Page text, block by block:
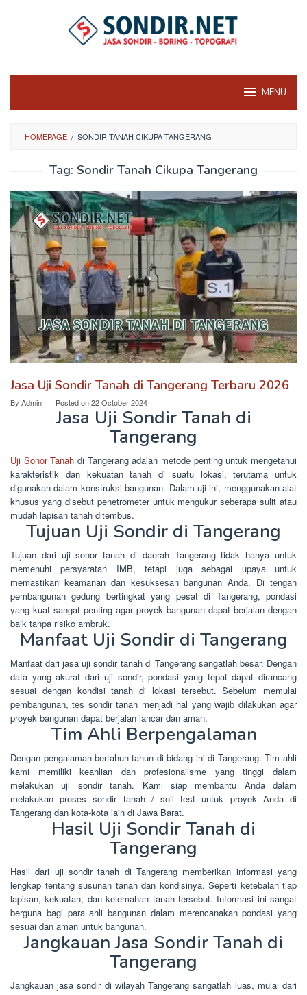
MENU
HOMEPAGE / SONDIR TANAH CIKUPA TANGERANG
Tag: Sondir Tanah Cikupa Tangerang
Jasa Uji Sondir Tanah di Tangerang Terbaru 2026
By Admin Posted on22 October 2024
Jasa Uji Sondir Tanah di
Tangerang
Uji Sonor Tanah di Tangerang adalah metode penting untuk mengetahui
karakteristik dan kekuatan tanah di suatu lokasi, terutama untuk
digunakan dalam konstruksi bangunan. Dalam uji ini, menggunakan alat
khusus yang disebut penetrometer untuk mengukur seberapa sulit atau
mudah lapisan tanah ditembus.
Tujuan Uji Sondir di Tangerang
Tujuan dari uji sonor tanah di daerah Tangerang tidak hanya untuk
memenuhi persyaratan IMB, tetapi juga sebagai upaya untuk
memastikan keamanan dan kesuksesan bangunan Anda. Di tengah
pembangunan gedung bertingkat yang pesat di Tangerang, pondasi
yang kuat sangat penting agar proyek bangunan dapat berjalan dengan
baik tanpa risiko ambruk.
Manfaat Uji Sondir di Tangerang
Manfaat dari jasa uji sondir tanah di Tangerang sangatlah besar. Dengan
data yang akurat dari uji sondir, pondasi yang tepat dapat dirancang
sesuai dengan kondisi tanah di lokasi tersebut. Sebelum memulai
pembangunan, tes sondir tanah menjadi hal yang wajib dilakukan agar
proyek bangunan dapat berjalan lancar dan aman.
Tim Ahli Berpengalaman
Dengan pengalaman bertahun-tahun di bidang ini di Tangerang. Tim ahli
kami memiliki keahlian dan profesionalisme yang tinggi dalam
melakukan uji sondir tanah. Kami siap membantu Anda dalam
melakukan proses sondir tanah / soil test untuk proyek Anda di
Tangerang dan kota-kota lain di Jawa Barat.
Hasil Uji Sondir Tanah di
Tangerang
Hasil dari uji sondir tanah di Tangerang memberikan informasi yang
lengkap tentang susunan tanah dan kondisinya. Seperti ketebalan tiap
lapisan, kekuatan, dan kelemahan tanah tersebut. Informasi ini sangat
berguna bagi para ahli bangunan dalam merencanakan pondasi yang
sesuai dan aman untuk bangunan.
Jangkauan Jasa Sondir Tanah di
Tangerang
Jangkauan jasa sondir di wilayah Tangerang sangatlah luas, mulai dari